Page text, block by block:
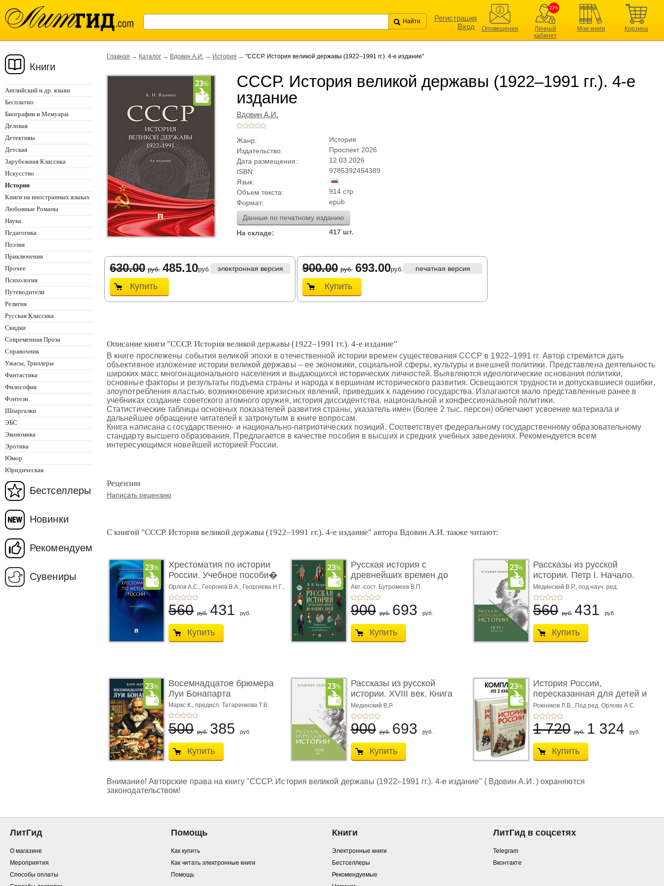
Регистрация
Вход
Оповещения
23%
Личный
кабинет
Мои книги Корзина
Книги
Английский и др. языки
Бесплатно
Биографии и Мемуары
Деловая
Детективы
Детская
Зарубежная Классика
Искусство
История
Книги на иностранных языках
Любовные Романы
Наука
Педагогика
Поэзия
Приключения
Прочее
Психология
Путеводители
Религия
Русская Классика
Скидки
Современная Проза
Справочник
Ужасы, Триллеры
Фантастика
Философия
Фэнтези
Шпаргалки
ЭБС
Экономика
Эротика
Юмор
Юридическая
Бестселлеры
Новинки
Рекомендуем
Сувениры
Главная → Каталог → Вдовин А.И. → История → "СССР. История великой державы (1922–1991 гг.). 4-е издание"
СССР. История великой державы (1922–1991 гг.). 4-е
издание
Вдовин А.И.
Жанр:
История
Издательство:
Проспект 2026
Дата размещения:
12.03.2026
ISBN:
9785392454389
Язык:
Объем текста:
914 стр.
Формат:
epub
Данные по печатному изданию
На складе:
417 шт.
630.00 руб. 485.10руб. электронная версия
Купить
900.00 руб. 693.00руб. печатная версия
Купить
Описание книги "СССР. История великой державы (1922–1991 гг.). 4-е издание"
В книге прослежены события великой эпохи в отечественной истории времен существования СССР в 1922–1991 гг. Автор стремится дать
объективное изложение истории великой державы – ее экономики, социальной сферы, культуры и внешней политики. Представлена деятельность
широких масс многонационального населения и выдающихся исторических личностей. Выявляются идеологические основания политики,
основные факторы и результаты подъема страны и народа к вершинам исторического развития. Освещаются трудности и допускавшиеся ошибки,
злоупотребления властью, возникновение кризисных явлений, приведших к падению государства. Излагаются мало представленные ранее в
учебниках создание советского атомного оружия, история диссидентства, национальной и конфессиональной политики.
Статистические таблицы основных показателей развития страны, указатель имен (более 2 тыс. персон) облегчают усвоение материала и
дальнейшее обращение читателей к затронутым в книге вопросам.
Книга написана с государственно- и национально-патриотических позиций. Соответствует федеральному государственному образовательному
стандарту высшего образования. Предлагается в качестве пособия в высших и средних учебных заведениях. Рекомендуется всем
интересующимся новейшей историей России.
Рецензии
Написать рецензию
С книгой "СССР. История великой державы (1922–1991 гг.). 4-е издание" автора Вдовин А.И. также читают:
Хрестоматия по истории
России. Учебное пособи�
...
Орлов А.С., Георгиев В.А., Георгиева Н.Г.,
Сивохина Т.А.
560 руб. 431 руб.
Купить
Русская история с
древнейших времен до
наших д ...
Авт.-сост. Бутромеев В.П.
900 руб. 693 руб.
Купить
Рассказы из русской
истории. Петр I. Начало.
Кни ...
Мединский В.Р., под науч. ред.
Никифорова Ю.А.
560 руб. 431 руб.
Купить
Восемнадцатое брюмера
Луи Бонапарта
Маркс К., предисл. Татаренкова Т.В.
500 руб. 385 руб.
Купить
Рассказы из русской
истории. XVIII век. Книга
пер� ...
Мединский В.Р.
900 руб. 693 руб.
Купить
История России,
пересказанная для детей и
взро ...
Рожников Л.В., Под ред. Орлова А.С.
1 720 руб. 1 324 руб.
Купить
Внимание! Авторские права на книгу "СССР. История великой державы (1922–1991 гг.). 4-е издание" ( Вдовин А.И. ) охраняются
законодательством!
ЛитГид
О магазине
Мероприятия
Способы оплаты
Помощь
Как купить
Как читать электронные книги
Помощь
Книги
Электронные книги
Бестселлеры
Рекомендуемые
ЛитГид в соцсетях
Telegram
Вконтакте